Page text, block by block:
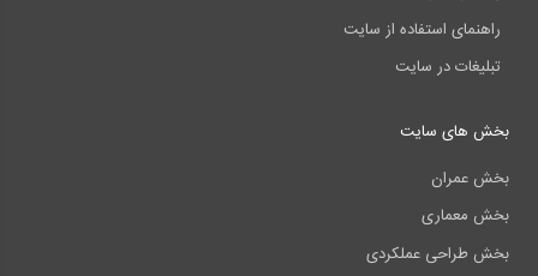
راهنمای استفاده از سایت
تبلیغات در سایت
بخش های سایت
بخش عمران
بخش معماری
بخش طراحی عملکردی